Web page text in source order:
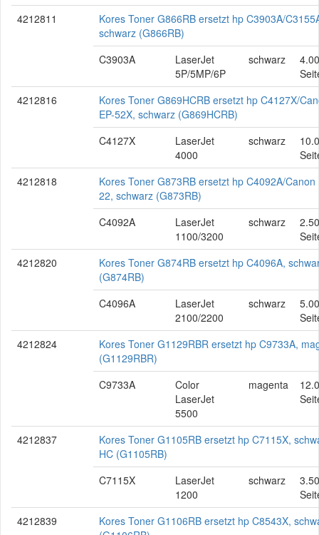
4212811
Kores Toner G866RB ersetzt hp C3903A/
schwarz (G866RB)
C3903A
LaserJet
5P/5MP/6P
schwarz
4212816
Kores Toner G869HCRB ersetzt hp C4127X/
EP-52X, schwarz (G869HCRB)
C4127X
LaserJet
4000
schwarz
4212818
Kores Toner G873RB ersetzt hp C4092A/Canon
22, schwarz (G873RB)
C4092A
LaserJet
1100/3200
schwarz
4212820
Kores Toner G874RB ersetzt hp C4096A,
(G874RB)
C4096A
LaserJet
2100/2200
schwarz
4212824
Kores Toner G1129RBR ersetzt hp C9733A,
(G1129RBR)
C9733A
Color
LaserJet
5500
magenta
4212837
Kores Toner G1105RB ersetzt hp C7115X,
HC (G1105RB)
C7115X
LaserJet
1200
schwarz
4212839
Kores Toner G1106RB ersetzt hp C8543X,